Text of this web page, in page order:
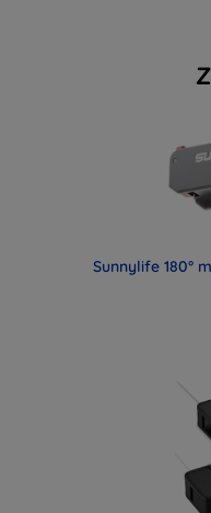
Sunnylife 180°